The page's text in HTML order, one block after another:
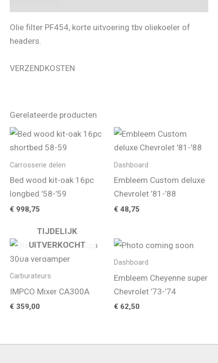
Olie filter PF454, korte uitvoering tbv oliekoeler of
headers.
VERZENDKOSTEN
Gerelateerde producten
Carrosserie delen
Bed wood kit-oak 16pc
longbed ’58-’59
€ 998,75
Dashboard
Embleem Custom deluxe
Chevrolet ’81-’88
€ 48,75
TIJDELIJK
UITVERKOCHT
Carburateurs
IMPCO Mixer CA300A
€ 359,00
Dashboard
Embleem Cheyenne super
Chevrolet ’73-’74
€ 62,50